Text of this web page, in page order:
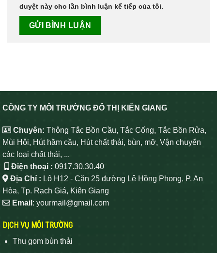
duyệt này cho lần bình luận kế tiếp của tôi.
CÔNG TY MÔI TRƯỜNG ĐÔ THỊ KIÊN GIANG
Chuyên: Thông Tắc Bồn Cầu, Tắc Cống, Tắc Bồn Rửa,
Mùi Hôi, Hút hầm cầu, Hút chất thải, bùn, mỡ, Vận chuyển
các loại chất thải, ...
Điện thoại : 0917.30.30.40
Địa Chỉ : Lô H12 - Căn 25 đường Lê Hồng Phong, P. An
Hòa, Tp. Rạch Giá, Kiên Giang
Email : yourmail@gmail.com
DỊCH VỤ MÔI TRƯỜNG
Thu gom bùn thải